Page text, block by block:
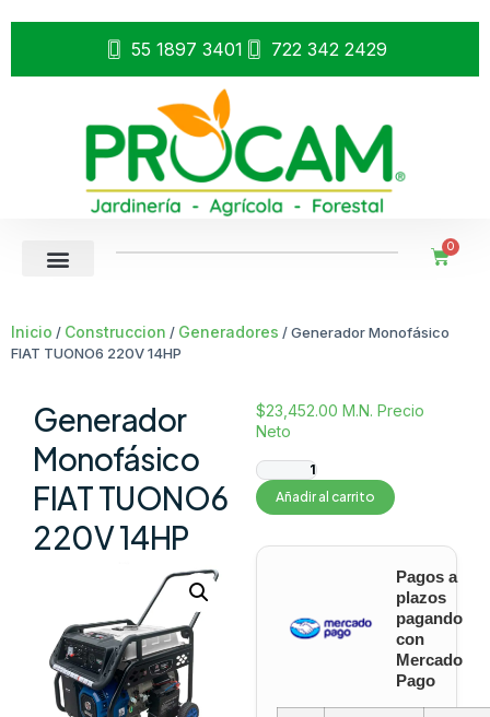
55 1897 3401 722 342 2429
0
Inicio / Construccion / Generadores / Generador Monofásico
FIAT TUONO6 220V 14HP
Generador
Monofásico
FIAT TUONO6
220V 14HP
$23,452.00 M.N. Precio
Neto
Añadir al carrito
Pagos a
plazos
pagando
con
Mercado
Pago